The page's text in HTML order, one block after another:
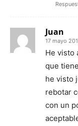
Juan
17 mayo
He visto
que
he visto
rebotar
con un